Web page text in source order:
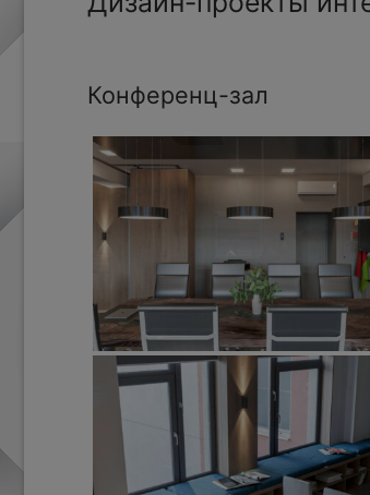
Конференц-зал